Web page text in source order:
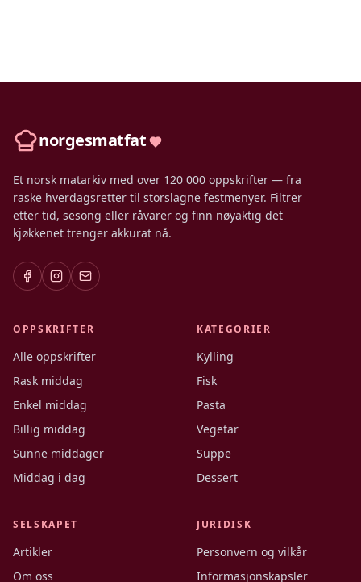
norgesmatfat
Et norsk matarkiv med over 120 000 oppskrifter — fra
raske hverdagsretter til storslagne festmenyer. Filtrer
etter tid, sesong eller råvarer og finn nøyaktig det
kjøkkenet trenger akkurat nå.
OPPSKRIFTER
Alle oppskrifter
Rask middag
Enkel middag
Billig middag
Sunne middager
Middag i dag
KATEGORIER
Kylling
Fisk
Pasta
Vegetar
Suppe
Dessert
SELSKAPET
Artikler
Om oss
JURIDISK
Personvern og vilkår
Informasjonskapsler